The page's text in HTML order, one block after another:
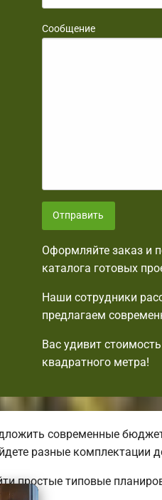
Сообщение
Отправить
Оформляйте заказ и
каталога готовых
Наши сотрудники
предлагаем
Вас удивит
квадратного метра!
современные
разные комплектации
простые типовые